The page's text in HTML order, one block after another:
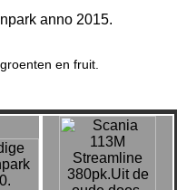
anno 2015.
en fruit.